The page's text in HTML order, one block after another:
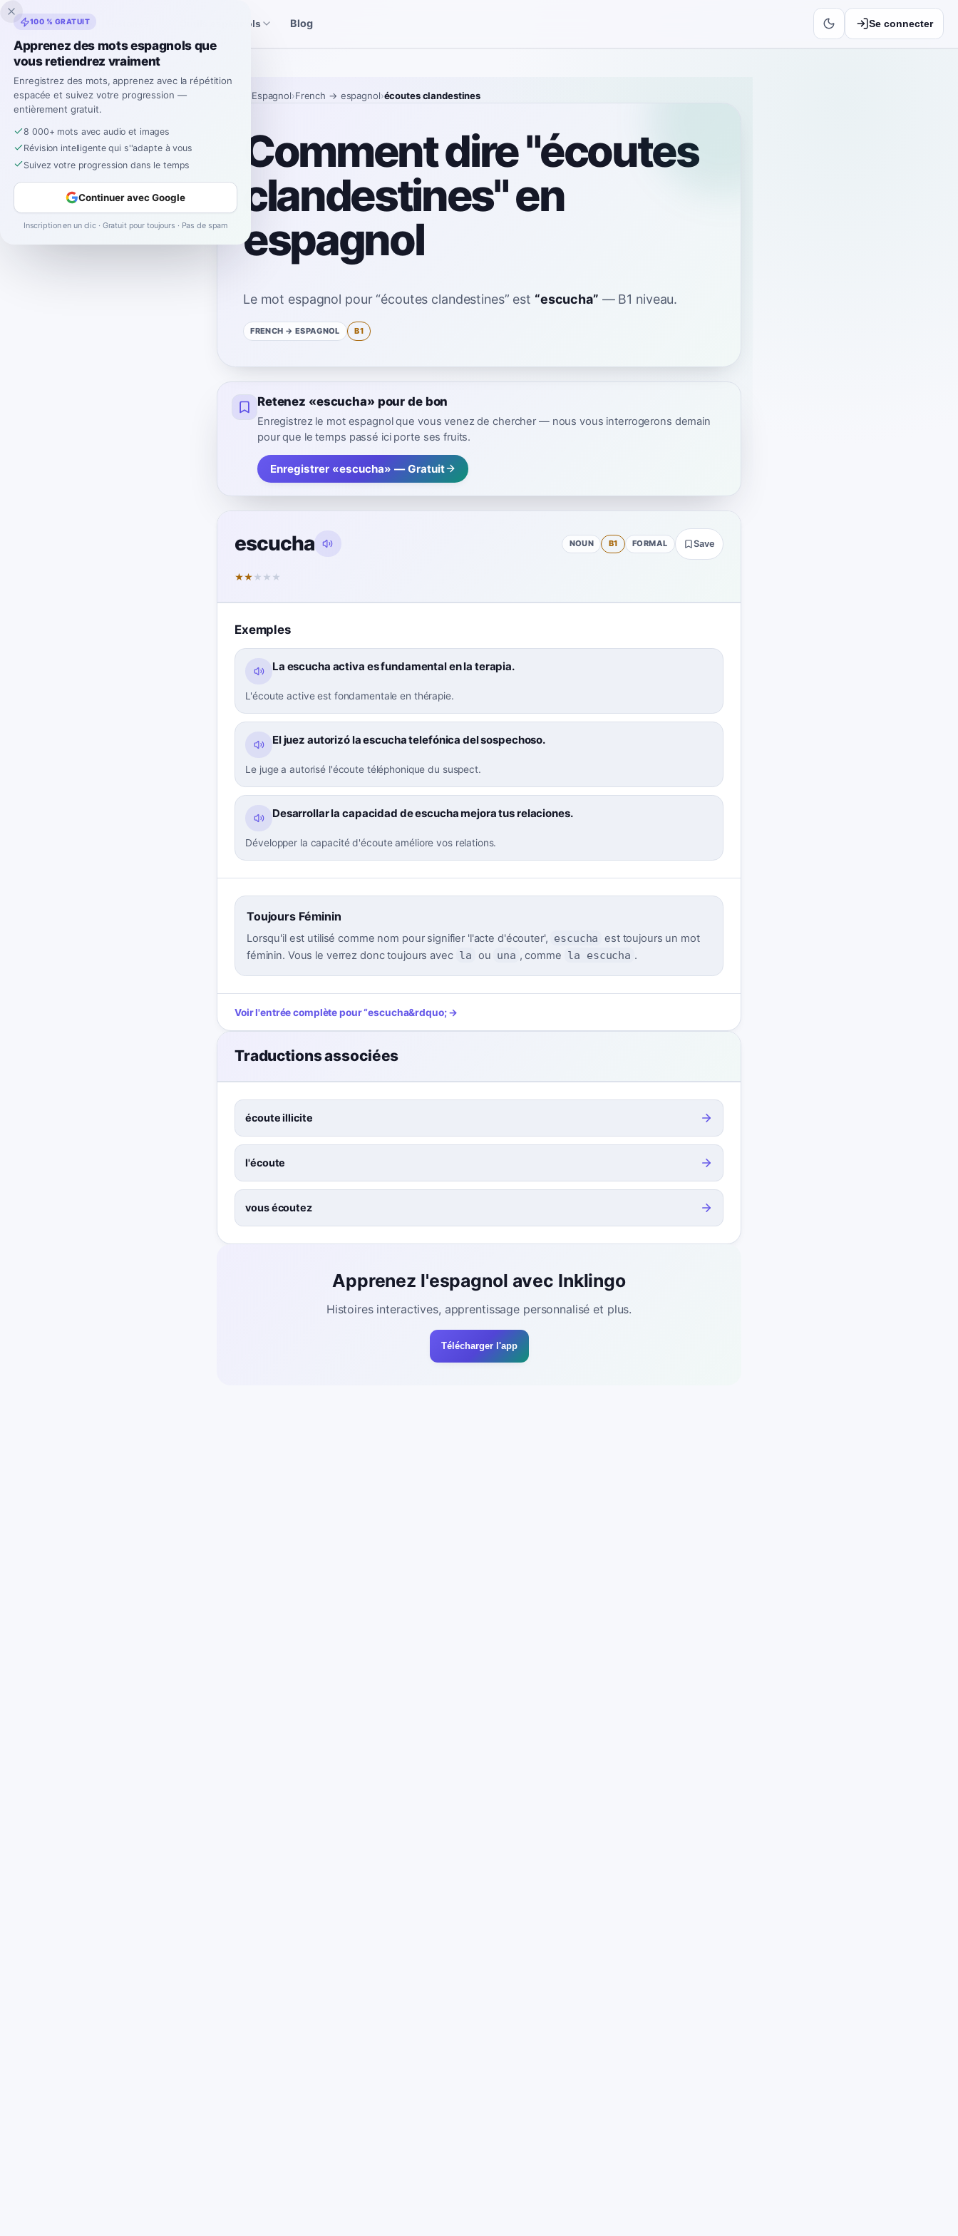
Inklingo Outils espagnols Blog Se connecter
Espagnol›French → espagnol›écoutes clandestines
Comment dire "écoutes
clandestines" en
espagnol
Le mot espagnol pour“écoutes clandestines” est “escucha” — B1 niveau.
FRENCH → ESPAGNOL B1
Retenez «escucha» pour de bon
Enregistrez le mot espagnol que vous venez de chercher — nous vous interrogerons demain
pour que le temps passé ici porte ses fruits.
Enregistrer «escucha» — Gratuit
escucha NOUN B1 FORMAL Save
★★ ★ ★ ★
Exemples
La escucha activa es fundamental en la terapia.
L'écoute active est fondamentale en thérapie.
El juez autorizó la escucha telefónica del sospechoso.
Le juge a autorisé l'écoute téléphonique du suspect.
Desarrollar la capacidad de escucha mejora tus relaciones.
Développer la capacité d'écoute améliore vos relations.
Toujours Féminin
Lorsqu'il est utilisé comme nom pour signifier 'l'acte d'écouter', escucha est toujours un mot
féminin. Vous le verrez donc toujours avec la ou una , comme la escucha .
Voir l'entrée complète pour“escucha&rdquo; →
Traductions associées
écoute illicite
l'écoute
vous écoutez
Apprenez l'espagnol avec Inklingo
Histoires interactives, apprentissage personnalisé et plus.
Télécharger l'app
100 % GRATUIT
Apprenez des mots espagnols que
vous retiendrez vraiment
Enregistrez des mots, apprenez avec la répétition
espacée et suivez votre progression —
entièrement gratuit.
8 000+ mots avec audio et images
Révision intelligente qui s''adapte à vous
Suivez votre progression dans le temps
Continuer avec Google
Inscription en un clic · Gratuit pour toujours · Pas de spam